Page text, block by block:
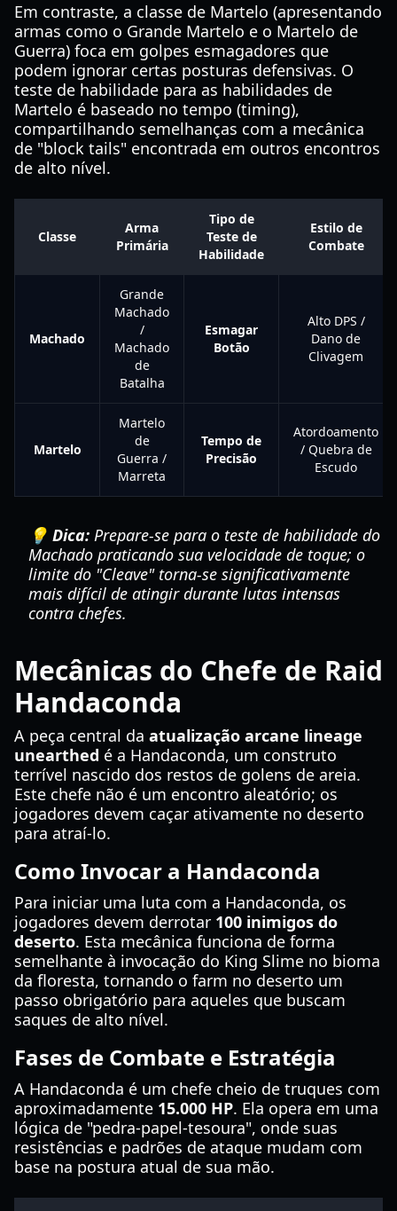
Em contraste, a classe de Martelo (apresentando
armas como o Grande Martelo e o Martelo de
Guerra) foca em golpes esmagadores que
podem ignorar certas posturas defensivas. O
teste de habilidade para as habilidades de
Martelo é baseado no tempo (timing),
compartilhando semelhanças com a mecânica
de "block tails" encontrada em outros encontros
de alto nível.
Classe
Arma
Primária
Tipo de
Teste de
Habilidade
Estilo de
Combate
Machado
Grande
Machado
/
Machado
de
Batalha
Esmagar
Botão
Alto DPS /
Dano de
Clivagem
Martelo
Martelo
de
Guerra /
Marreta
Tempo de
Precisão
Atordoamento
/ Quebra de
Escudo
💡 Dica: Prepare-se para o teste de habilidade do
Machado praticando sua velocidade de toque; o
limite do "Cleave" torna-se significativamente
mais difícil de atingir durante lutas intensas
contra chefes.
Mecânicas do Chefe de Raid
Handaconda
A peça central da atualização arcane lineage
unearthed é a Handaconda, um construto
terrível nascido dos restos de golens de areia.
Este chefe não é um encontro aleatório; os
jogadores devem caçar ativamente no deserto
para atraí-lo.
Como Invocar a Handaconda
Para iniciar uma luta com a Handaconda, os
jogadores devem derrotar 100 inimigos do
deserto. Esta mecânica funciona de forma
semelhante à invocação do King Slime no bioma
da floresta, tornando o farm no deserto um
passo obrigatório para aqueles que buscam
saques de alto nível.
Fases de Combate e Estratégia
A Handaconda é um chefe cheio de truques com
aproximadamente 15.000 HP. Ela opera em uma
lógica de "pedra-papel-tesoura", onde suas
resistências e padrões de ataque mudam com
base na postura atual de sua mão.